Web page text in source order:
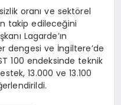
oranı ve sektörel
takip edileceğini
Lagarde’ın
dengesi ve İngiltere’de
100 endeksinde teknik
13.000 ve 13.100